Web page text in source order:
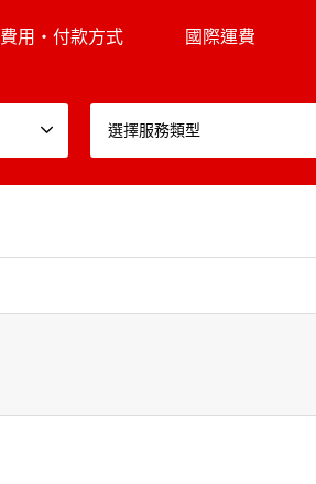
費用・付款方式 國際運費
選擇服務類型